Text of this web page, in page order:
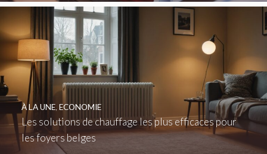
Les solutions de chauffage les plus efficaces pour
les foyers belges
À LA UNE, ECONOMIE